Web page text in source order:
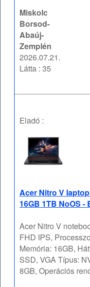
Miskolc
Borsod-
Abaúj-
Zemplén
2026.07.21.
Látta : 35
Eladó :
Acer Nitro V
16GB 1TB NoOS -
Acer Nitro V
FHD IPS,
Memória: 16GB,
SSD, VGA Típus:
8GB, Operációs